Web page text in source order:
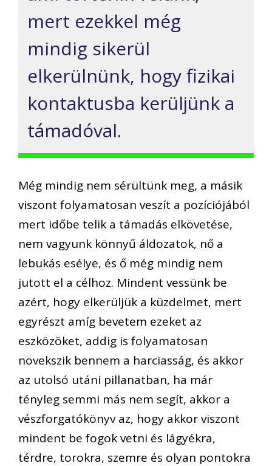
mert ezekkel még
mindig sikerül
elkerülnünk, hogy fizikai
kontaktusba kerüljünk a
támadóval.
Még mindig nem sérültünk meg, a másik
viszont folyamatosan veszít a pozíciójából
mert időbe telik a támadás elkövetése,
nem vagyunk könnyű áldozatok, nő a
lebukás esélye, és ő még mindig nem
jutott el a célhoz. Mindent vessünk be
azért, hogy elkerüljük a küzdelmet, mert
egyrészt amíg bevetem ezeket az
eszközöket, addig is folyamatosan
növekszik bennem a harciasság, és akkor
az utolsó utáni pillanatban, ha már
tényleg semmi más nem segít, akkor a
vészforgatókönyv az, hogy akkor viszont
mindent be fogok vetni és lágyékra,
térdre, torokra, szemre és olyan pontokra